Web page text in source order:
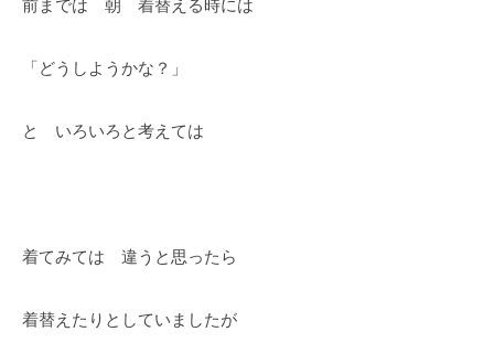
「どうしようかな？」
と いろいろと考えては
着てみては 違うと思ったら
着替えたりとしていましたが